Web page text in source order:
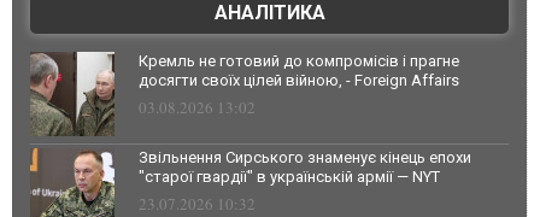
АНАЛІТИКА
Кремль не готовий до компромісів і прагне
досягти своїх цілей війною, - Foreign Affairs
03.08.2026 13:02
Звільнення Сирського знаменує кінець епохи
"старої гвардії" в українській армії — NYT
23.07.2026 10:32